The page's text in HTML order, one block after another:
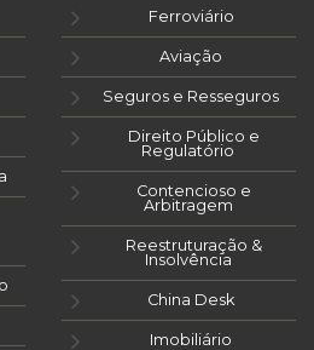
Ferroviário
Aviação
Seguros e Resseguros
Direito Público e
Regulatório
Contencioso e
Arbitragem
Reestruturação &
Insolvência
China Desk
Imobiliário